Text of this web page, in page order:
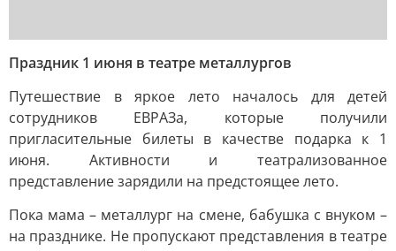
Праздник 1 июня в театре металлургов
Путешествие в яркое лето началось для детей
сотрудников ЕВРАЗа, которые получили
пригласительные билеты в качестве подарка к 1
июня. Активности и театрализованное
представление зарядили на предстоящее лето.
Пока мама – металлург на смене, бабушка с внуком –
на празднике. Не пропускают представления в театре